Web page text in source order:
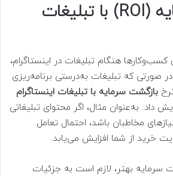
بازگشت سرمایه (ROI) با تبلیغات
هنگام تبلیغات در اینستاگرام،
صورتی که تبلیغات به‌درستی برنامه‌ریزی
بازگشت سرمایه با تبلیغات اینستاگرام
داد. به‌عنوان مثال، اگر محتوای تبلیغاتی
مخاطبان باشد، احتمال تعامل
خرید از شما افزایش می‌یابد.
سرمایه بهتر، لازم است به جزئیات